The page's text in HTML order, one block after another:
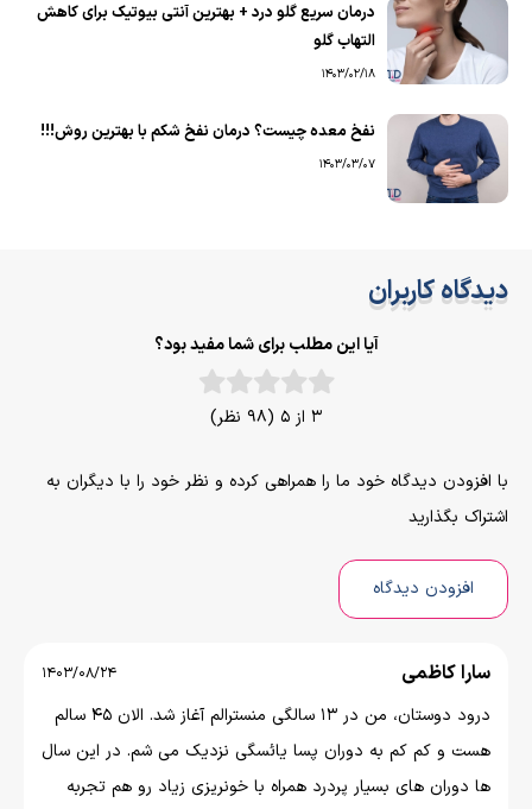
درمان سریع گلو درد + بهترین آنتی بیوتیک برای کاهش
التهاب گلو
1403/02/18
نفخ معده چیست؟ درمان نفخ شکم با بهترین روش!!!
1403/03/07
دیدگاه کاربران
آیا این مطلب برای شما مفید بود؟
3 از 5 (98 نظر)
با افزودن دیدگاه خود ما را همراهی کرده و نظر خود را با دیگران به
اشتراک بگذارید
افزودن دیدگاه
سارا کاظمی 1403/08/24
درود دوستان، من در 13 سالگی منسترالم آغاز شد. الان 45 سالم
هست و کم کم به دوران پسا یائسگی نزدیک می شم. در این سال
ها دوران های بسیار پردرد همراه با خونریزی زیاد رو هم تجربه